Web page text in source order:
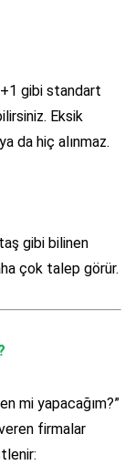
gibi standart
Eksik
da hiç alınmaz.
gibi bilinen
çok talep görür.
mi yapacağım?”
firmalar